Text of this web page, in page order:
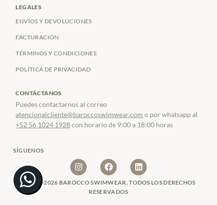
LEGALES
ENVÍOS Y DEVOLUCIONES
FACTURACIÓN
TÉRMINOS Y CONDICIONES
POLÍTICA DE PRIVACIDAD
CONTÁCTANOS
Puedes contactarnos al correo
atencionalcliente@baroccoswimwear.com o por whatsapp al
+52 56 1024 1928con horario de 9:00 a 18:00 horas
SÍGUENOS
© 2024-2026 BAROCCO SWIMWEAR. TODOS LOS DERECHOS
RESERVADOS